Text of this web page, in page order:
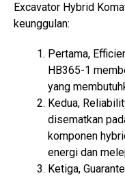
Excavator Hybrid
keunggulan:
Pertama,
HB365-1
yang
Kedua,
disematkan
komponen
energi dan
Ketiga,